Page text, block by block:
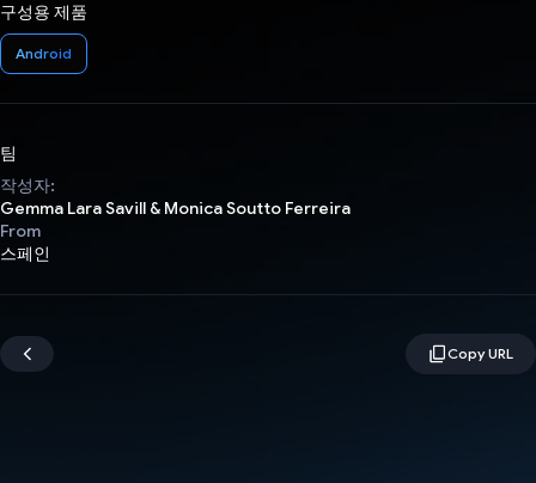
구성용 제품
Android
팀
작성자:
Gemma Lara Savill & Monica Soutto Ferreira
From
스페인